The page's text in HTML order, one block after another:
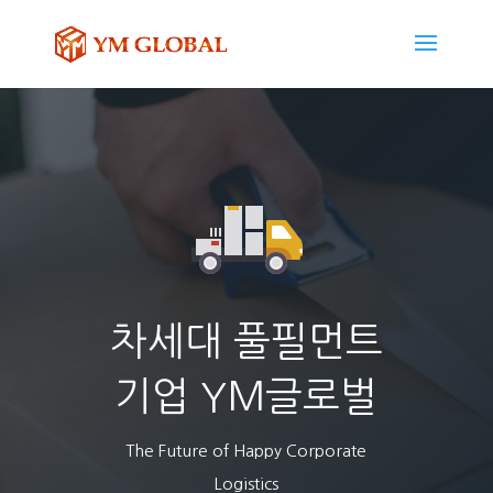
차세대 풀필먼트
기업 YM글로벌
The Future of Happy Corporate
Logistics